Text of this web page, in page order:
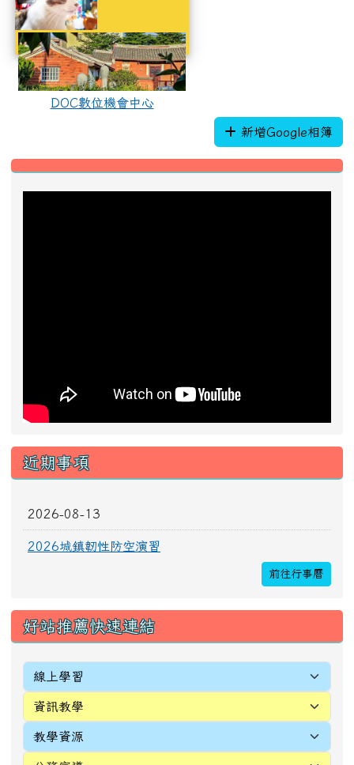
DOC數位機會中心
新增Google相簿
左邊區域內容
近期事項
2026-08-13
2026城鎮韌性防空演習
前往行事曆
好站推薦快速連結